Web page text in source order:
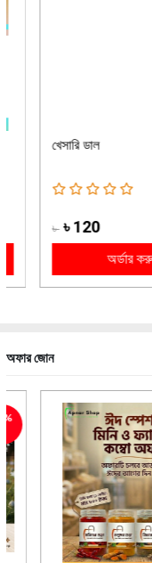
খেসারি ডাল
৳ 120
অর্ডার করুন
অফার জোন